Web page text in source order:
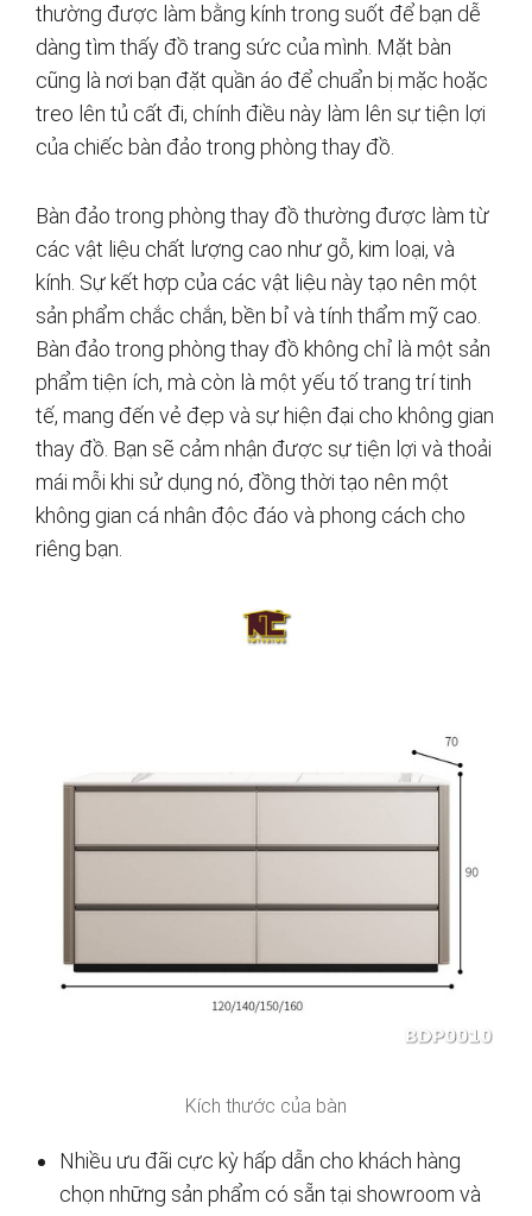
thường được làm bằng kính trong suốt để bạn dễ
dàng tìm thấy đồ trang sức của mình. Mặt bàn
cũng là nơi bạn đặt quần áo để chuẩn bị mặc hoặc
treo lên tủ cất đi, chính điều này làm lên sự tiện lợi
của chiếc bàn đảo trong phòng thay đồ.
Bàn đảo trong phòng thay đồ thường được làm từ
các vật liệu chất lượng cao như gỗ, kim loại, và
kính. Sự kết hợp của các vật liệu này tạo nên một
sản phẩm chắc chắn, bền bỉ và tính thẩm mỹ cao.
Bàn đảo trong phòng thay đồ không chỉ là một sản
phẩm tiện ích, mà còn là một yếu tố trang trí tinh
tế, mang đến vẻ đẹp và sự hiện đại cho không gian
thay đồ. Bạn sẽ cảm nhận được sự tiện lợi và thoải
mái mỗi khi sử dụng nó, đồng thời tạo nên một
không gian cá nhân độc đáo và phong cách cho
riêng bạn.
Kích thước của bàn
Nhiều ưu đãi cực kỳ hấp dẫn cho khách hàng
chọn những sản phẩm có sẵn tại showroom và